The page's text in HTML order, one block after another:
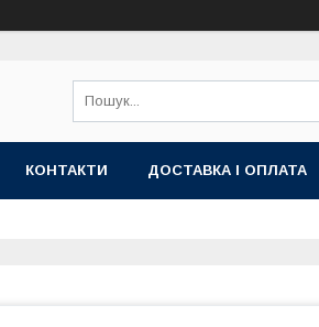
КОНТАКТИ ДОСТАВКА І ОПЛАТА